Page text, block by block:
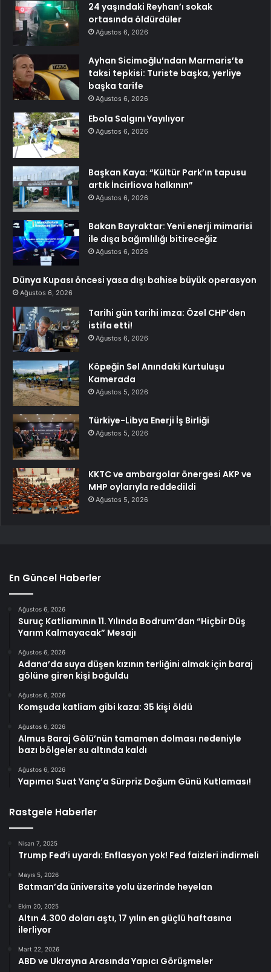
24 yaşındaki Reyhan’ı sokak
ortasında öldürdüler
Ağustos 6, 2026
Ayhan Sicimoğlu’ndan Marmaris’te
taksi tepkisi: Turiste başka, yerliye
başka tarife
Ağustos 6, 2026
Ebola Salgını Yayılıyor
Ağustos 6, 2026
Başkan Kaya: “Kültür Park’ın tapusu
artık İncirliova halkının”
Ağustos 6, 2026
Bakan Bayraktar: Yeni enerji mimarisi
ile dışa bağımlılığı bitireceğiz
Ağustos 6, 2026
Dünya Kupası öncesi yasa dışı bahise büyük operasyon
Ağustos 6, 2026
Tarihi gün tarihi imza: Özel CHP’den
istifa etti!
Ağustos 6, 2026
Köpeğin Sel Anındaki Kurtuluşu
Kamerada
Ağustos 5, 2026
Türkiye-Libya Enerji İş Birliği
Ağustos 5, 2026
KKTC ve ambargolar önergesi AKP ve
MHP oylarıyla reddedildi
Ağustos 5, 2026
En Güncel Haberler
Ağustos 6, 2026
Suruç Katliamının 11. Yılında Bodrum’dan “Hiçbir Düş
Yarım Kalmayacak” Mesajı
Ağustos 6, 2026
Adana’da suya düşen kızının terliğini almak için baraj
gölüne giren kişi boğuldu
Ağustos 6, 2026
Komşuda katliam gibi kaza: 35 kişi öldü
Ağustos 6, 2026
Almus Baraj Gölü’nün tamamen dolması nedeniyle
bazı bölgeler su altında kaldı
Ağustos 6, 2026
Yapımcı Suat Yanç’a Sürpriz Doğum Günü Kutlaması!
Rastgele Haberler
Nisan 7, 2025
Trump Fed’i uyardı: Enflasyon yok! Fed faizleri indirmeli
Mayıs 5, 2026
Batman’da üniversite yolu üzerinde heyelan
Ekim 20, 2025
Altın 4.300 doları aştı, 17 yılın en güçlü haftasına
ilerliyor
Mart 22, 2026
ABD ve Ukrayna Arasında Yapıcı Görüşmeler